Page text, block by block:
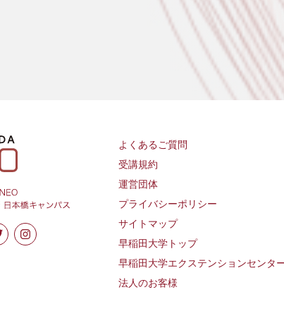
よくあるご質問
受講規約
運営団体
プライバシーポリシー
サイトマップ
早稲田大学トップ
早稲田大学エクステンションセンタ
法人のお客様